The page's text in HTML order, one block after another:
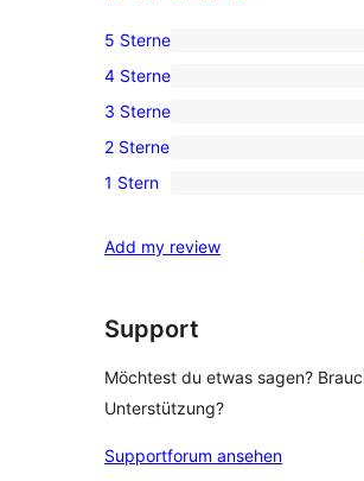
5
5-
Sterne-
Rezensionen
5 Sterne
0
4-
Sterne-
Rezensionen
4 Sterne
0
3-
Sterne-
3 Sterne
0
2-
Rezensionen
2 Sterne
0
Sterne-
1 Stern
Add my review
Support
Möchtest du etwas sagen?
Unterstützung?
Supportforum ansehen